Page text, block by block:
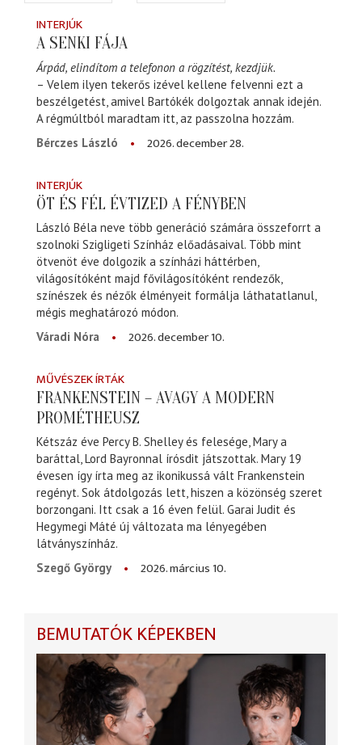
INTERJÚK
A SENKI FÁJA
Árpád, elindítom a telefonon a rögzítést, kezdjük.
– Velem ilyen tekerős izével kellene felvenni ezt a
beszélgetést, amivel Bartókék dolgoztak annak idején.
A régmúltból maradtam itt, az passzolna hozzám.
Bérczes László
2026. december 28.
INTERJÚK
ÖT ÉS FÉL ÉVTIZED A FÉNYBEN
László Béla neve több generáció számára összeforrt a
szolnoki Szigligeti Színház előadásaival. Több mint
ötvenöt éve dolgozik a színházi háttérben,
világosítóként majd fővilágosítóként rendezők,
színészek és nézők élményeit formálja láthatatlanul,
mégis meghatározó módon.
Váradi Nóra
2026. december 10.
MŰVÉSZEK ÍRTÁK
FRANKENSTEIN – AVAGY A MODERN
PROMÉTHEUSZ
Kétszáz éve Percy B. Shelley és felesége, Mary a
baráttal, Lord Bayronnal írósdit játszottak. Mary 19
évesen így írta meg az ikonikussá vált Frankenstein
regényt. Sok átdolgozás lett, hiszen a közönség szeret
borzongani. Itt csak a 16 éven felül. Garai Judit és
Hegymegi Máté új változata ma lényegében
látványszínház.
Szegő György
2026. március 10.
BEMUTATÓK KÉPEKBEN